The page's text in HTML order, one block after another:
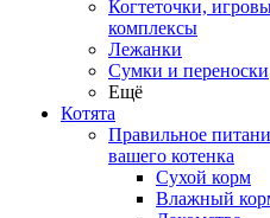
Когтеточки,
комплексы
Лежанки
Сумки и переноски
Ещё
Котята
Правильное
вашего котенка
Сухой корм
Влажный